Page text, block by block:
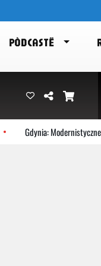
PÒDCASTË
Gdynia: Modernistyczne